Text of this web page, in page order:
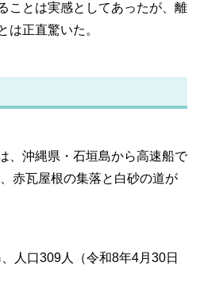
ことは実感としてあったが、離
は正直驚いた。
、沖縄県・石垣島から高速船で
赤瓦屋根の集落と白砂の道が
人口309人（令和8年4月30日